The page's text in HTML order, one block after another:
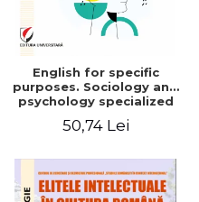
English for specific
purposes. Sociology and
psychology specialized
50,74 Lei